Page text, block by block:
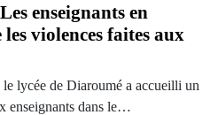
enseignants en
violences faites aux
lycée de Diaroumé a accueilli un
enseignants dans le…